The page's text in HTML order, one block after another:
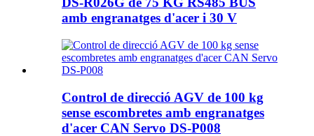
amb engranatges d'acer i 30 V
Control de direcció AGV de 100 kg
sense escombretes amb engranatges
d'acer CAN Servo DS-P008